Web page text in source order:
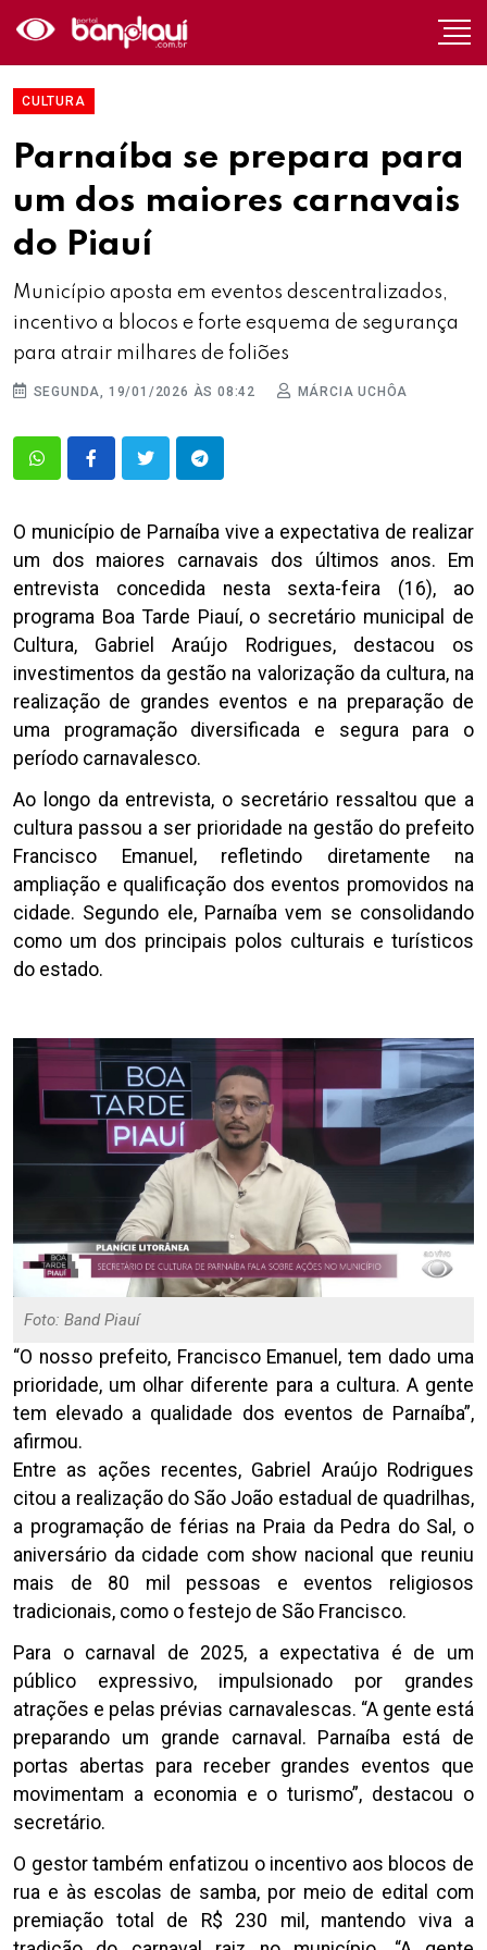
CULTURA
Parnaíba se prepara para
um dos maiores carnavais
do Piauí
Município aposta em eventos descentralizados,
incentivo a blocos e forte esquema de segurança
para atrair milhares de foliões
SEGUNDA, 19/01/2026 ÀS 08:42 MÁRCIA UCHÔA
O município de Parnaíba vive a expectativa de realizar
um dos maiores carnavais dos últimos anos. Em
entrevista concedida nesta sexta-feira (16), ao
programa Boa Tarde Piauí, o secretário municipal de
Cultura, Gabriel Araújo Rodrigues, destacou os
investimentos da gestão na valorização da cultura, na
realização de grandes eventos e na preparação de
uma programação diversificada e segura para o
período carnavalesco.
Ao longo da entrevista, o secretário ressaltou que a
cultura passou a ser prioridade na gestão do prefeito
Francisco Emanuel, refletindo diretamente na
ampliação e qualificação dos eventos promovidos na
cidade. Segundo ele, Parnaíba vem se consolidando
como um dos principais polos culturais e turísticos
do estado.
Foto: Band Piauí
“O nosso prefeito, Francisco Emanuel, tem dado uma
prioridade, um olhar diferente para a cultura. A gente
tem elevado a qualidade dos eventos de Parnaíba”,
afirmou.
Entre as ações recentes, Gabriel Araújo Rodrigues
citou a realização do São João estadual de quadrilhas,
a programação de férias na Praia da Pedra do Sal, o
aniversário da cidade com show nacional que reuniu
mais de 80 mil pessoas e eventos religiosos
tradicionais, como o festejo de São Francisco.
Para o carnaval de 2025, a expectativa é de um
público expressivo, impulsionado por grandes
atrações e pelas prévias carnavalescas. “A gente está
preparando um grande carnaval. Parnaíba está de
portas abertas para receber grandes eventos que
movimentam a economia e o turismo”, destacou o
secretário.
O gestor também enfatizou o incentivo aos blocos de
rua e às escolas de samba, por meio de edital com
premiação total de R$ 230 mil, mantendo viva a